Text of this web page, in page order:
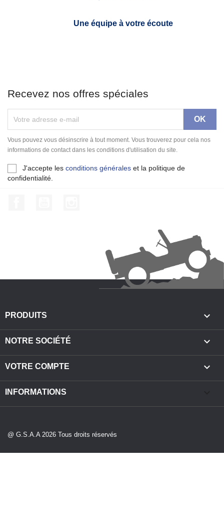
Une équipe à votre écoute
Recevez nos offres spéciales
Vous pouvez vous désinscrire à tout moment. Vous trouverez pour cela nos
informations de contact dans les conditions d'utilisation du site.
J'accepte les conditions générales et la politique de
confidentialité.
PRODUITS 
NOTRE SOCIÉTÉ 
VOTRE COMPTE 
INFORMATIONS
@ G.S.A.A 2026 Tous droits réservés